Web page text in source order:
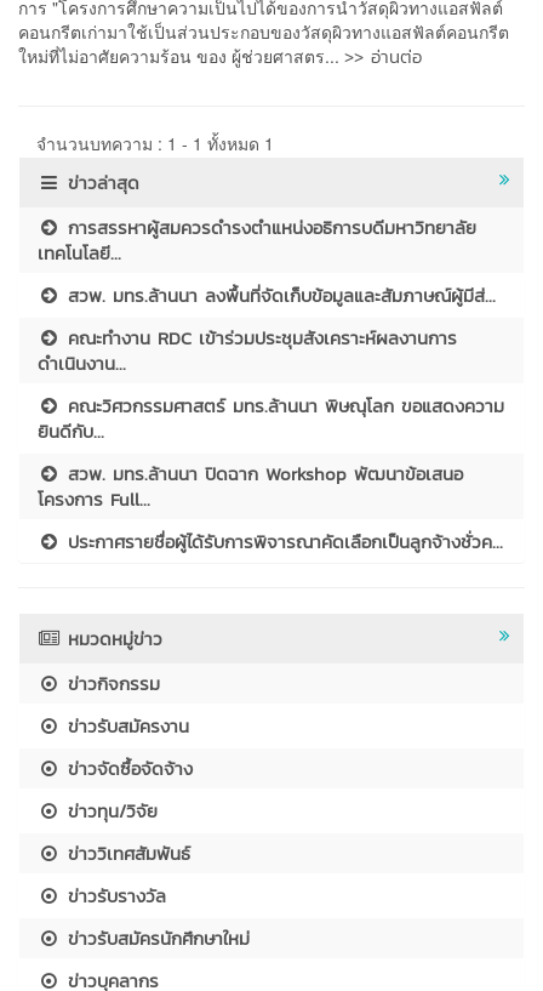
การ "โครงการศึกษาความเป็นไปได้ของการนำวัสดุผิวทางแอสฟัลต์
คอนกรีตเก่ามาใช้เป็นส่วนประกอบของวัสดุผิวทางแอสฟัลต์คอนกรีต
ใหม่ที่ไม่อาศัยความร้อน ของ ผู้ช่วยศาสตร... >> อ่านต่อ
จำนวนบทความ : 1 - 1 ทั้งหมด 1
ข่าวล่าสุด
การสรรหาผู้สมควรดำรงตำแหน่งอธิการบดีมหาวิทยาลัย
เทคโนโลยี...
สวพ. มทร.ล้านนา ลงพื้นที่จัดเก็บข้อมูลและสัมภาษณ์ผู้มีส่...
คณะทำงาน RDC เข้าร่วมประชุมสังเคราะห์ผลงานการ
ดำเนินงาน...
คณะวิศวกรรมศาสตร์ มทร.ล้านนา พิษณุโลก ขอแสดงความ
ยินดีกับ...
สวพ. มทร.ล้านนา ปิดฉาก Workshop พัฒนาข้อเสนอ
โครงการ Full...
ประกาศรายชื่อผู้ได้รับการพิจารณาคัดเลือกเป็นลูกจ้างชั่วค...
หมวดหมู่ข่าว
ข่าวกิจกรรม
ข่าวรับสมัครงาน
ข่าวจัดซื้อจัดจ้าง
ข่าวทุน/วิจัย
ข่าววิเทศสัมพันธ์
ข่าวรับรางวัล
ข่าวรับสมัครนักศึกษาใหม่
ข่าวบุคลากร